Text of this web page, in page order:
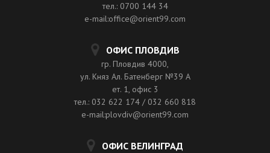
тел.: 0700 144 34
e-mail:office@orient99.com
ОФИС ПЛОВДИВ
гр. Пловдив 4000,
ул. Княз Ал. Батенберг №39 A
ет. 1, офис 3
тел.: 032 622 174 / 032 660 818
e-mail:plovdiv@orient99.com
ОФИС ВЕЛИНГРАД